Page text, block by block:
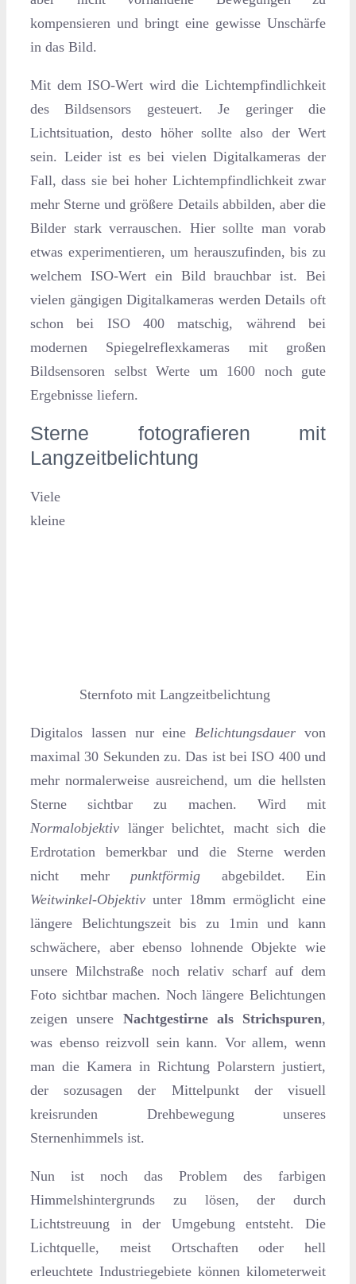
kompensieren und bringt eine gewisse Unschärfe
in das Bild.
Mit dem ISO-Wert wird die Lichtempfindlichkeit
des Bildsensors gesteuert. Je geringer die
Lichtsituation, desto höher sollte also der Wert
sein. Leider ist es bei vielen Digitalkameras der
Fall, dass sie bei hoher Lichtempfindlichkeit zwar
mehr Sterne und größere Details abbilden, aber die
Bilder stark verrauschen. Hier sollte man vorab
etwas experimentieren, um herauszufinden, bis zu
welchem ISO-Wert ein Bild brauchbar ist. Bei
vielen gängigen Digitalkameras werden Details oft
schon bei ISO 400 matschig, während bei
modernen Spiegelreflexkameras mit großen
Bildsensoren selbst Werte um 1600 noch gute
Ergebnisse liefern.
Sterne fotografieren mit
Langzeitbelichtung
Sternfoto mit Langzeitbelichtung
Viele
kleine
Digitalos lassen nur eine Belichtungsdauer von
maximal 30 Sekunden zu. Das ist bei ISO 400 und
mehr normalerweise ausreichend, um die hellsten
Sterne sichtbar zu machen. Wird mit
Normalobjektiv länger belichtet, macht sich die
Erdrotation bemerkbar und die Sterne werden
nicht mehr punktförmig abgebildet. Ein
Weitwinkel-Objektiv unter 18mm ermöglicht eine
längere Belichtungszeit bis zu 1min und kann
schwächere, aber ebenso lohnende Objekte wie
unsere Milchstraße noch relativ scharf auf dem
Foto sichtbar machen. Noch längere Belichtungen
zeigen unsere Nachtgestirne als Strichspuren,
was ebenso reizvoll sein kann. Vor allem, wenn
man die Kamera in Richtung Polarstern justiert,
der sozusagen der Mittelpunkt der visuell
kreisrunden Drehbewegung unseres
Sternenhimmels ist.
Nun ist noch das Problem des farbigen
Himmelshintergrunds zu lösen, der durch
Lichtstreuung in der Umgebung entsteht. Die
Lichtquelle, meist Ortschaften oder hell
erleuchtete Industriegebiete können kilometerweit